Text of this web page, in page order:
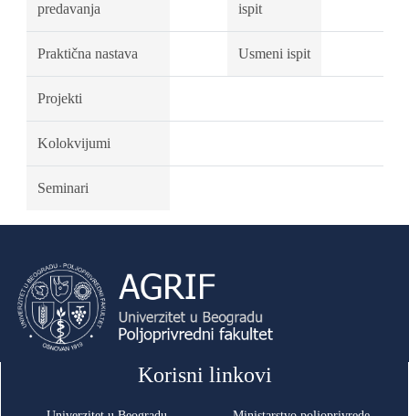
predavanja
ispit
Praktična nastava Usmeni ispit
Projekti
Kolokvijumi
Seminari
Korisni linkovi